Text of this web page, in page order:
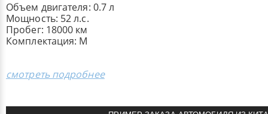
Объем двигателя: 0.7 л
Мощность: 52 л.с.
Пробег: 18000 км
Комплектация: M
смотреть подробнее